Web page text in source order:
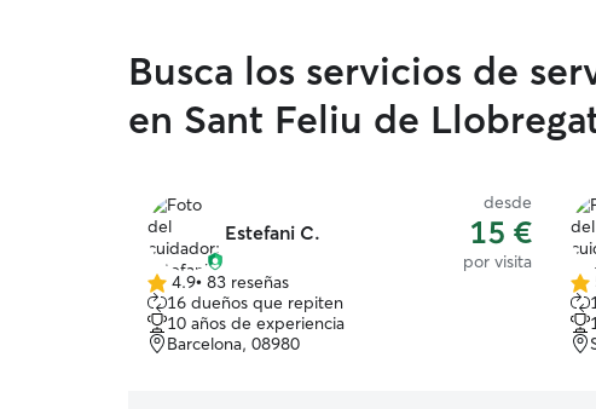
Busca los servicios de
en Sant Feliu de
Estefani C.
desde
15 €
por visita
4.9
de
5
estrellas
4.9• 83 reseñas
16 dueños que repiten
10 años de experiencia
Barcelona, 08980
5.0
de
5